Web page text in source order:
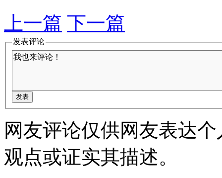
上一篇 下一篇
发表评论
网友评论仅供网友表达
观点或证实其描述。